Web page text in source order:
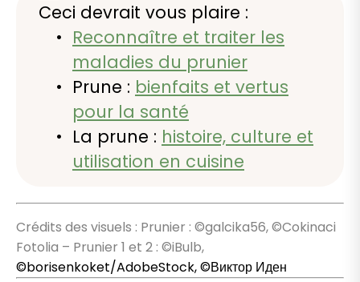
Ceci devrait vous plaire :
Reconnaître et traiter les
maladies du prunier
Prune : bienfaits et vertus
pour la santé
La prune : histoire, culture et
utilisation en cuisine
Crédits des visuels : Prunier : ©galcika56, ©Cokinaci
Fotolia – Prunier 1 et 2 : ©iBulb,
©borisenkoket/AdobeStock,©Виктор Иден